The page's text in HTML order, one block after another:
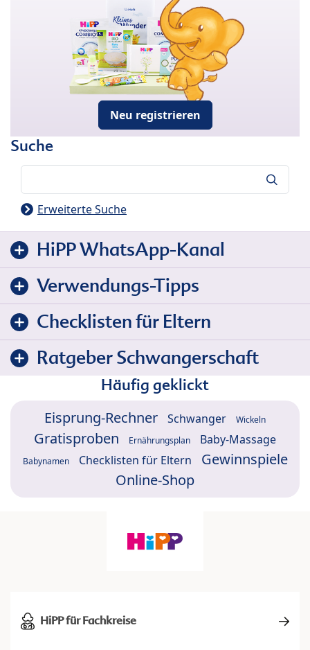
Neu registrieren
Suche
Erweiterte Suche
HiPP WhatsApp-Kanal
Verwendungs-Tipps
Checklisten für Eltern
Ratgeber Schwangerschaft
Häufig geklickt
Eisprung-Rechner Schwanger Wickeln
Gratisproben Ernährungsplan Baby-Massage
Babynamen Checklisten für Eltern
Gewinnspiele
Online-Shop
HiPP für Fachkreise